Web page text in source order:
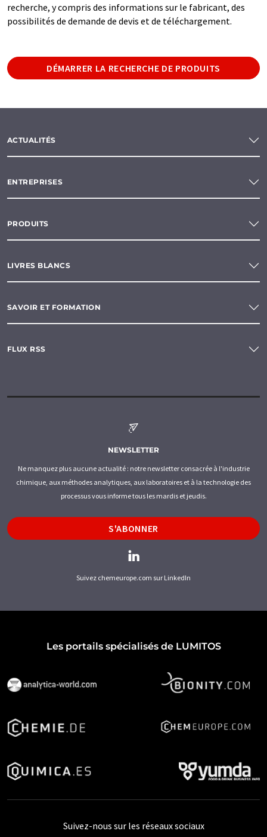
recherche, y compris des informations sur le fabricant, des
possibilités de demande de devis et de téléchargement.
DÉMARRER LA RECHERCHE DE PRODUITS
ACTUALITÉS
ENTREPRISES
PRODUITS
LIVRES BLANCS
SAVOIR ET FORMATION
FLUX RSS
NEWSLETTER
Ne manquez plus aucune actualité : notre newsletter consacrée à l'industrie
chimique, aux méthodes analytiques, aux laboratoires et à la technologie des
processus vous informe tous les mardis et jeudis.
S'ABONNER
Suivez chemeurope.com sur LinkedIn
Les portails spécialisés de LUMITOS
Suivez-nous sur les réseaux sociaux